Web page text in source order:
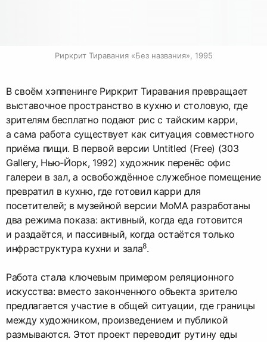
Риркрит Тиравания «Без названия», 1995
В своём хэппенинге Риркрит Тиравания превращает
выставочное пространство в кухню и столовую, где
зрителям бесплатно подают рис с тайским карри,
а сама работа существует как ситуация совместного
приёма пищи. В первой версии Untitled (Free) (303
Gallery, Нью‑Йорк, 1992) художник перенёс офис
галереи в зал, а освобождённое служебное помещение
превратил в кухню, где готовил карри для
посетителей; в музейной версии MoMA разработаны
два режима показа: активный, когда еда готовится
и раздаётся, и пассивный, когда остаётся только
инфраструктура кухни и зала8.​
Работа стала ключевым примером реляционного
искусства: вместо законченного объекта зрителю
предлагается участие в общей ситуации, где границы
между художником, произведением и публикой
размываются. Этот проект переводит рутину еды